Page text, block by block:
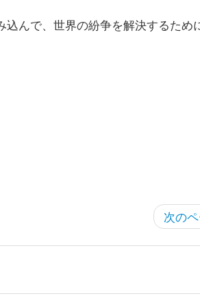
んで、世界の紛争を解決するため
次の